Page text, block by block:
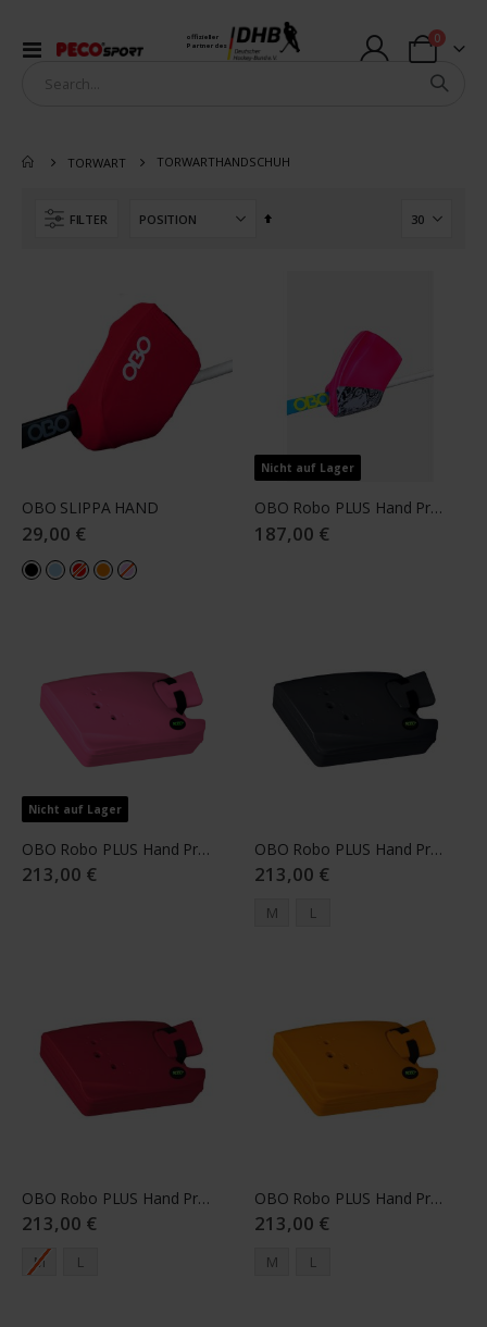
Navigation
offizieller
Partner des
Warenkorb
0Artikel
TORWART TORWARTHANDSCHUH
FILTER
In
OBO SLIPPA HAND
29,00 €
Nicht auf Lager
OBO Robo PLUS Hand Protector Right Pink L
187,00 €
Nicht auf Lager
OBO Robo PLUS Hand Protector Left Pink L
213,00 €
OBO Robo PLUS Hand Protector Left black
213,00 €
M L
OBO Robo PLUS Hand Protector Left red
213,00 €
M L
OBO Robo PLUS Hand Protector Left orange
213,00 €
M L